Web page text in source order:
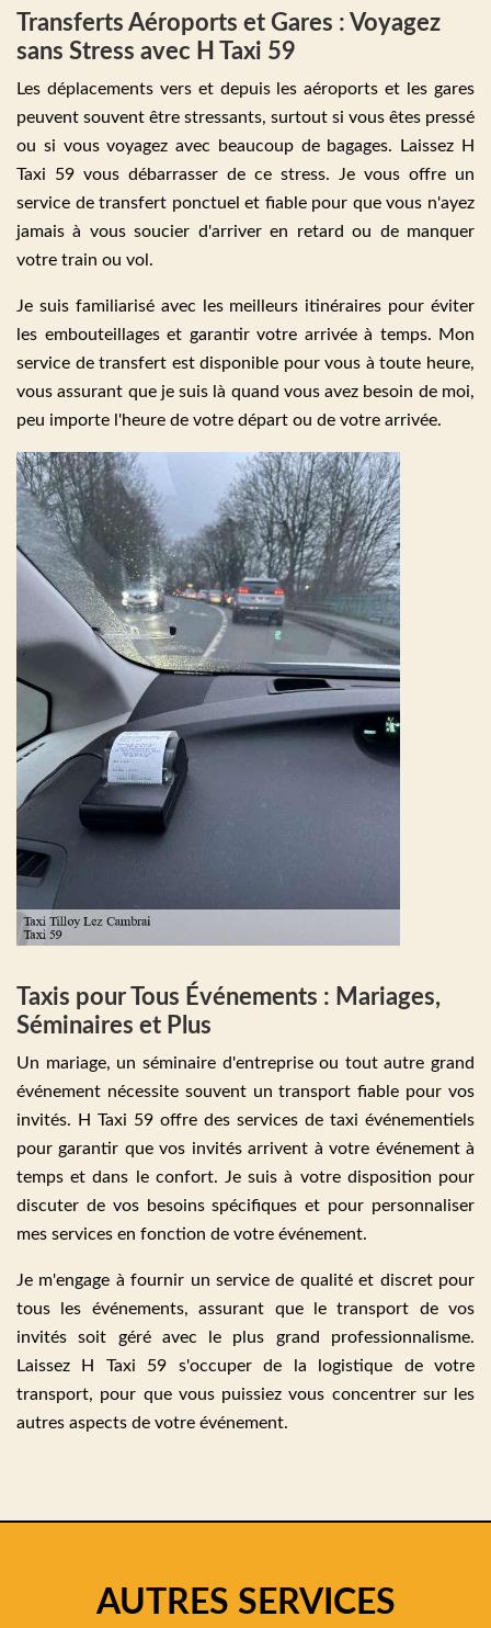
Transferts Aéroports et Gares : Voyagez
sans Stress avec H Taxi 59
Les déplacements vers et depuis les aéroports et les gares
peuvent souvent être stressants, surtout si vous êtes pressé
ou si vous voyagez avec beaucoup de bagages. Laissez H
Taxi 59 vous débarrasser de ce stress. Je vous offre un
service de transfert ponctuel et fiable pour que vous n'ayez
jamais à vous soucier d'arriver en retard ou de manquer
votre train ou vol.
Je suis familiarisé avec les meilleurs itinéraires pour éviter
les embouteillages et garantir votre arrivée à temps. Mon
service de transfert est disponible pour vous à toute heure,
vous assurant que je suis là quand vous avez besoin de moi,
peu importe l'heure de votre départ ou de votre arrivée.
Taxis pour Tous Événements : Mariages,
Séminaires et Plus
Un mariage, un séminaire d'entreprise ou tout autre grand
événement nécessite souvent un transport fiable pour vos
invités. H Taxi 59 offre des services de taxi événementiels
pour garantir que vos invités arrivent à votre événement à
temps et dans le confort. Je suis à votre disposition pour
discuter de vos besoins spécifiques et pour personnaliser
mes services en fonction de votre événement.
Je m'engage à fournir un service de qualité et discret pour
tous les événements, assurant que le transport de vos
invités soit géré avec le plus grand professionnalisme.
Laissez H Taxi 59 s'occuper de la logistique de votre
transport, pour que vous puissiez vous concentrer sur les
autres aspects de votre événement.
AUTRES SERVICES